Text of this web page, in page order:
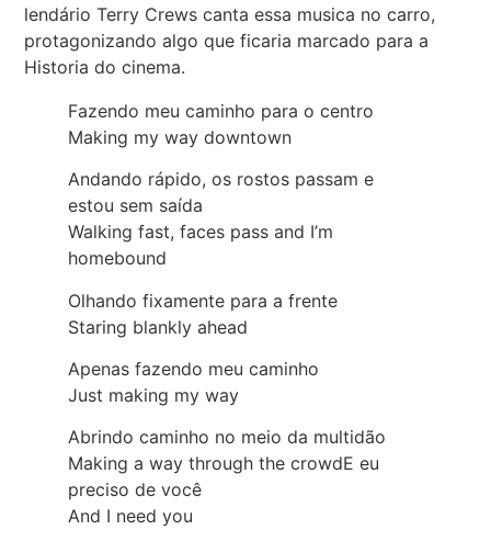
lendário Terry Crews canta essa musica no carro,
protagonizando algo que ficaria marcado para a
Historia do cinema.
Fazendo meu caminho para o centro
Making my way downtown
Andando rápido, os rostos passam e
estou sem saída
Walking fast, faces pass and I’m
homebound
Olhando fixamente para a frente
Staring blankly ahead
Apenas fazendo meu caminho
Just making my way
Abrindo caminho no meio da multidão
Making a way through the crowdE eu
preciso de você
And I need you